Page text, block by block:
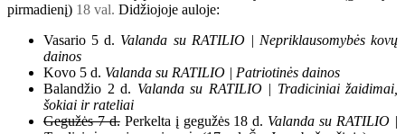
pirmadienį) 18 val. Didžiojoje auloje:
Vasario 5 d. Valanda su RATILIO | Nepriklausomybės kovų
dainos
Kovo 5 d. Valanda su RATILIO | Patriotinės dainos
Balandžio 2 d. Valanda su RATILIO | Tradiciniai žaidimai,
šokiai ir rateliai
Gegužės 7 d.Perkelta į gegužės 18 d. Valanda su RATILIO |